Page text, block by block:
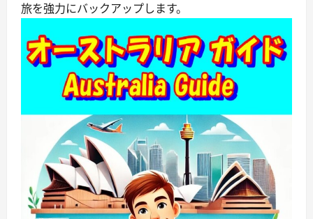
旅を強力にバックアップします。